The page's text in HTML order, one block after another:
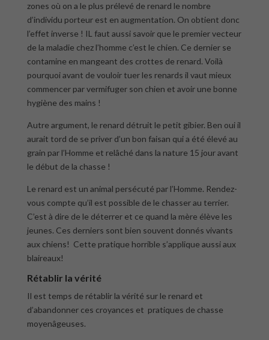
zones où on a le plus prélevé de renard le nombre
d’individu porteur est en augmentation. On obtient donc
l’effet inverse ! IL faut aussi savoir que le premier vecteur
de la maladie chez l’homme c’est le chien. Ce dernier se
contamine en mangeant des crottes de renard. Voilà
pourquoi avant de vouloir tuer les renards il vaut mieux
commencer par vermifuger son chien et avoir une bonne
hygiène des mains !
Autre argument, le renard détruit le petit gibier. Ben oui il
aurait tord de se priver d’un bon faisan qui a été élevé au
grain par l’Homme et relâché dans la nature 15 jour avant
le début de la chasse !
Le renard est un animal persécuté par l’Homme. Rendez-
vous compte qu’il est possible de le chasser au terrier.
C’est à dire de le déterrer et ce quand la mère élève les
jeunes. Ces derniers sont bien souvent donnés vivants
aux chiens! Cette pratique horrible s’applique aussi aux
blaireaux!
Rétablir la vérité
Il est temps de rétablir la vérité sur le renard et
d’abandonner ces croyances et pratiques de chasse
moyenâgeuses.